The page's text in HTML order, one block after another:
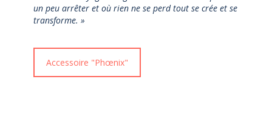
un peu arrêter et où rien ne se perd tout se crée et se
transforme. »
Accessoire "Phœnix"